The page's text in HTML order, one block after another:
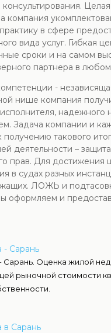
в сфере
вида услуг. Гибкая
сроки и на самом
партнера в
-
нише компания
надежного
Задача компании и
такового
деятельности –
прав. Для достижения
судах разных
ЛОЖЬ и
оформляем и
- Сарань
Оценка жилой
рыночной стоимости
в Сарань